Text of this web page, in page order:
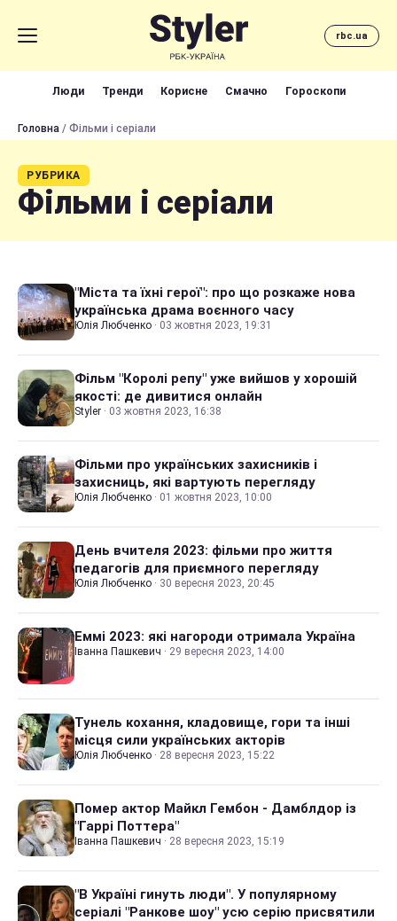
rbc.ua
Люди Тренди Корисне Смачно Гороскопи
Головна / Фільми і серіали
РУБРИКА
Фільми і серіали
"Міста та їхні герої": про що розкаже нова
українська драма воєнного часу
Юлія Любченко · 03 жовтня 2023, 19:31
Фільм "Королі репу" уже вийшов у хорошій
якості: де дивитися онлайн
Styler · 03 жовтня 2023, 16:38
Фільми про українських захисників і
захисниць, які вартують перегляду
Юлія Любченко · 01 жовтня 2023, 10:00
День вчителя 2023: фільми про життя
педагогів для приємного перегляду
Юлія Любченко · 30 вересня 2023, 20:45
Еммі 2023: які нагороди отримала Україна
Іванна Пашкевич · 29 вересня 2023, 14:00
Тунель кохання, кладовище, гори та інші
місця сили українських акторів
Юлія Любченко · 28 вересня 2023, 15:22
Помер актор Майкл Гембон - Дамблдор із
"Гаррі Поттера"
Іванна Пашкевич · 28 вересня 2023, 15:19
"В Україні гинуть люди". У популярному
серіалі "Ранкове шоу" усю серію присвятили